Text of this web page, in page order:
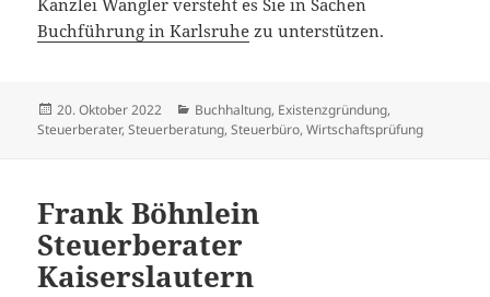
Kanzlei Wangler versteht es Sie in Sachen
Buchführung in Karlsruhe zu unterstützen.
Veröffentlicht
am
20. Oktober 2022 Kategorien
Buchhaltung, Existenzgründung,
Steuerberater,Steuerberatung,Steuerbüro,Wirtschaftsprüfung
Frank Böhnlein
Steuerberater
Kaiserslautern